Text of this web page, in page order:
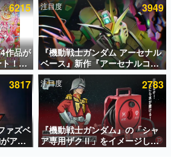
いる記事ランキング
覧
事
が数千以上！ ページビュー数万以上！ などな
々に読まれた、電ファミ渾身の“殿堂入り”記
した。
6215
作品が
！な
画ほぼ
ゃけ
注目度 3949
『機動戦士ガンダム アーセナル
ベース』新作『アーセナルコマ
ンダー』発表！8月28日からオ
ープンベータテスト開催、2027
年2月下旬に稼働予定
3817
ァズベ
アメ
注目度 2783
『機動戦士ガンダム』の「シャ
ア専用ザクⅡ」をイメージした
散水ホースリールが予約開始。